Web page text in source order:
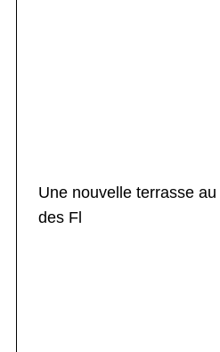
Une nouvelle terrasse
des Fl